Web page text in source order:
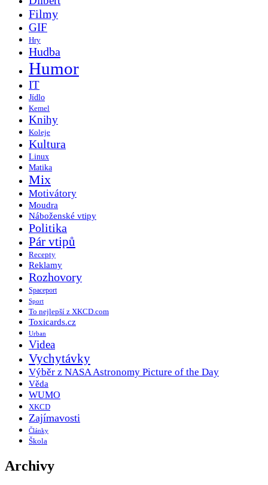
Filmy
GIF
Hry
Hudba
Humor
IT
Jídlo
Kemel
Knihy
Koleje
Kultura
Linux
Matika
Mix
Motivátory
Moudra
Náboženské vtipy
Politika
Pár vtipů
Recepty
Reklamy
Rozhovory
Spaceport
Sport
To nejlepší z XKCD.com
Toxicards.cz
Urban
Videa
Vychytávky
Výběr z NASA Astronomy Picture of the Day
Věda
WUMO
XKCD
Zajímavosti
Články
Škola
Archivy